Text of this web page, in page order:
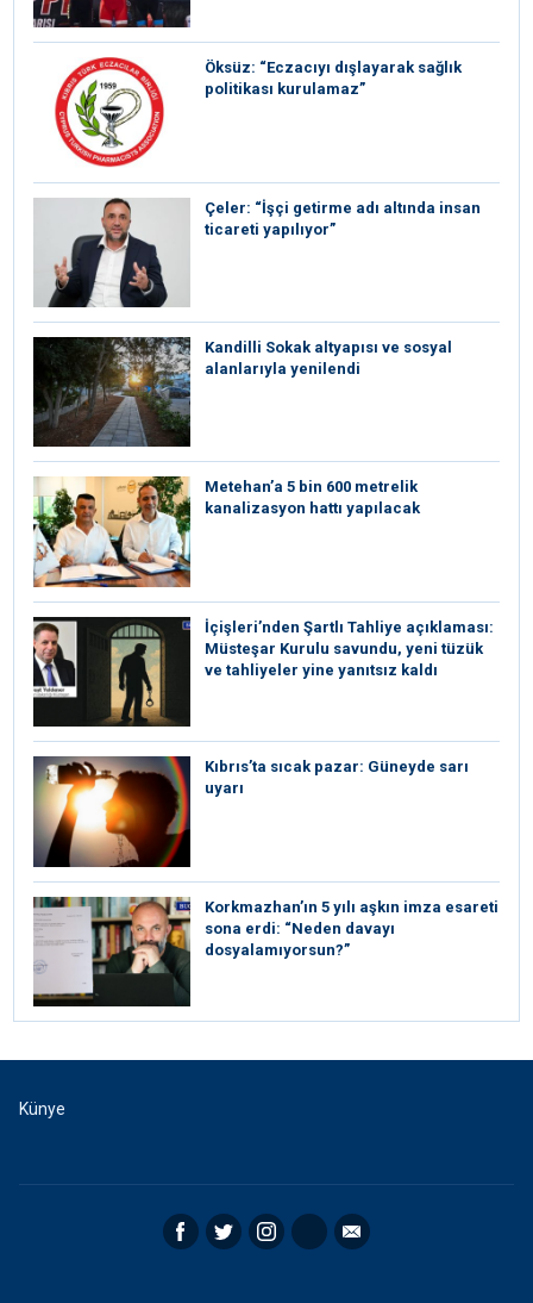
Öksüz: “Eczacıyı dışlayarak sağlık
politikası kurulamaz”
Çeler: “İşçi getirme adı altında insan
ticareti yapılıyor”
Kandilli Sokak altyapısı ve sosyal
alanlarıyla yenilendi
Metehan’a 5 bin 600 metrelik
kanalizasyon hattı yapılacak
İçişleri’nden Şartlı Tahliye açıklaması:
Müsteşar Kurulu savundu, yeni tüzük
ve tahliyeler yine yanıtsız kaldı
Kıbrıs’ta sıcak pazar: Güneyde sarı
uyarı
Korkmazhan’ın 5 yılı aşkın imza esareti
sona erdi: “Neden davayı
dosyalamıyorsun?”
Künye
Facebook Twitter Instagram RSS